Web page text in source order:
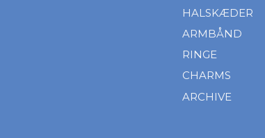
HALSKÆDER
ARMBÅND
RINGE
CHARMS
ARCHIVE